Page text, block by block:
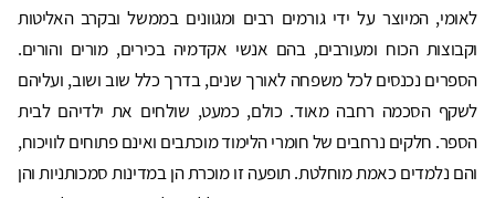
לאומי, המיוצר על ידי גורמים רבים ומגוונים בממשל ובקרב האליטות
וקבוצות הכוח ומעורבים, בהם אנשי אקדמיה בכירים, מורים והורים.
הספרים נכנסים לכל משפחה לאורך שנים, בדרך כלל שוב ושוב, ועליהם
לשקף הסכמה רחבה מאוד. כולם, כמעט, שולחים את ילדיהם לבית
הספר. חלקים נרחבים של חומרי הלימוד מוכתבים ואינם פתוחים לוויכוח,
והם נלמדים כאמת מוחלטת. תופעה זו מוכרת הן במדינות סמכותניות והן